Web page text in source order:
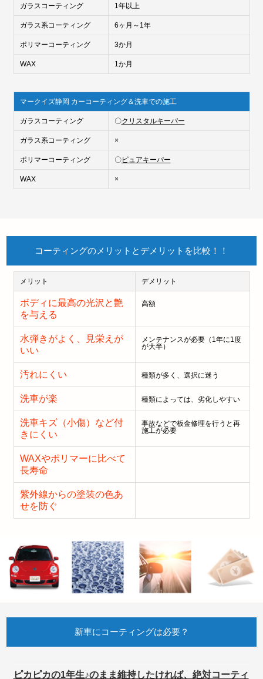
ガラスコーティング 1年以上
ガラス系コーティング 6ヶ月～1年
ポリマーコーティング 3か月
WAX 1か月
マークイズ静岡 カーコーティング＆洗車での施工
ガラスコーティング 〇クリスタルキーパー
ガラス系コーティング ×
ポリマーコーティング 〇ピュアキーパー
WAX ×
コーティングのメリットとデメリットを比較！！
メリット デメリット
ボディに最高の光沢と艶
を与える
高額
水弾きがよく、見栄えが
いい
メンテナンスが必要（1年に1度
が大半）
汚れにくい 種類が多く、選択に迷う
洗車が楽 種類によっては、劣化しやすい
洗車キズ（小傷）など付
きにくい
事故などで板金修理を行うと再
施工が必要
WAXやポリマーに比べて
長寿命
紫外線からの塗装の色あ
せを防ぐ
新車にコーティングは必要？
ピカピカの1年生♪のまま維持したければ、絶対コーティ